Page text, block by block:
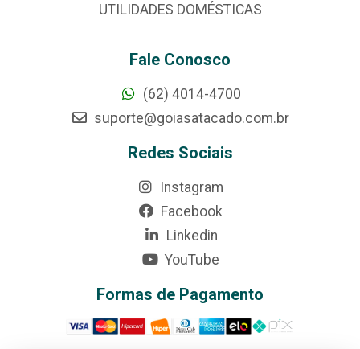
UTILIDADES DOMÉSTICAS
Fale Conosco
(62) 4014-4700
suporte@goiasatacado.com.br
Redes Sociais
Instagram
Facebook
Linkedin
YouTube
Formas de Pagamento